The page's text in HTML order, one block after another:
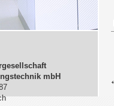
mbH